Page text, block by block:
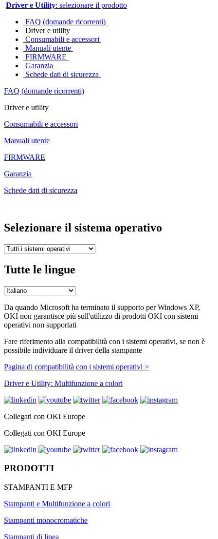
Driver e Utility: selezionare il prodotto
FAQ (domande ricorrenti)
Driver e utility
Consumabili e accessori
Manuali utente
FIRMWARE
Garanzia
Schede dati di sicurezza
FAQ (domande ricorrenti)
Driver e utility
Consumabili e accessori
Manuali utente
FIRMWARE
Garanzia
Schede dati di sicurezza
Selezionare il sistema operativo
Tutte le lingue
Da quando Microsoft ha terminato il supporto per Windows XP,
OKI non garantisce più sull'utilizzo di prodotti OKI con sistemi
operativi non supportati
Fare riferimento alla compatibilità con i sistemi operativi, se non è
possibile individuare il driver della stampante
Pagina di compatibilità con i sistemi operativi >
Driver e Utility: Multifunzione a colori
Collegati con OKI Europe
Collegati con OKI Europe
PRODOTTI
STAMPANTI E MFP
Stampanti e Multifunzione a colori
Stampanti monocromatiche
Stampanti di linea